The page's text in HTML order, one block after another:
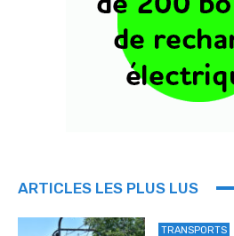
ARTICLES LES PLUS LUS
TRANSPORTS